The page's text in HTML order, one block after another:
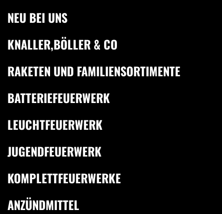
NEU BEI UNS
KNALLER,BÖLLER & CO
RAKETEN UND FAMILIENSORTIMENTE
BATTERIEFEUERWERK
LEUCHTFEUERWERK
JUGENDFEUERWERK
KOMPLETTFEUERWERKE
ANZÜNDMITTEL